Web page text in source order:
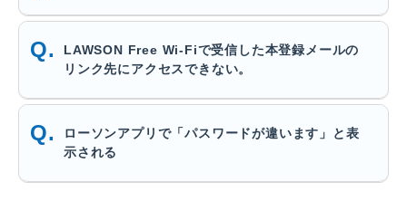
LAWSON Free Wi-Fiで受信した本登録メールの
リンク先にアクセスできない。
ローソンアプリで「パスワードが違います」と表
示される